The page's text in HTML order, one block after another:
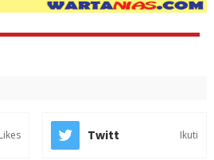
Likes Twitt Ikuti